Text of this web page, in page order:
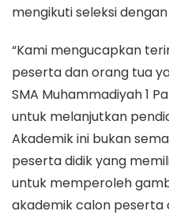
mengikuti seleksi
“Kami mengucapkan
peserta dan orang tua
SMA Muhammadiyah 1
untuk melanjutkan
Akademik ini bukan
peserta didik yang
untuk memperoleh
akademik calon peserta